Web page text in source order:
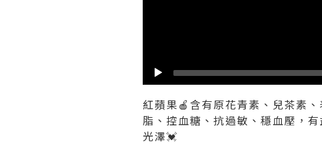
紅蘋果🍎含有原花青素、兒茶素
脂、控血糖、抗過敏、穩血壓，
光澤💓